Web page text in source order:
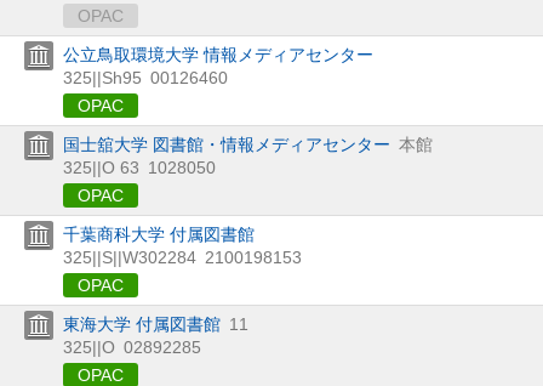
OPAC
公立鳥取環境大学 情報メディアセンター
325||Sh95 00126460
OPAC
国士舘大学 図書館・情報メディアセンター 本館
325||O 63 1028050
OPAC
千葉商科大学 付属図書館
325||S||W302284 2100198153
OPAC
東海大学 付属図書館 11
325||O 02892285
OPAC